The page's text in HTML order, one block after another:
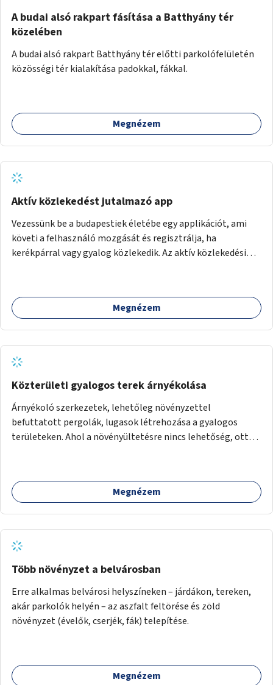
A budai alsó rakpart fásítása a Batthyány tér
közelében
A budai alsó rakpart Batthyány tér előtti parkolófelületén
közösségi tér kialakítása padokkal, fákkal.
Megnézem
Aktív közlekedést jutalmazó app
Vezessünk be a budapestiek életébe egy applikációt, ami
követi a felhasználó mozgását és regisztrálja, ha
kerékpárral vagy gyalog közlekedik. Az aktív közlekedési
felhasználó.
Megnézem
Közterületi gyalogos terek árnyékolása
Árnyékoló szerkezetek, lehetőleg növényzettel
befuttatott pergolák, lugasok létrehozása a gyalogos
területeken. Ahol a növényültetésre nincs lehetőség, ott
Megnézem
Több növényzet a belvárosban
Erre alkalmas belvárosi helyszíneken – járdákon, tereken,
akár parkolók helyén – az aszfalt feltörése és zöld
növényzet (évelők, cserjék, fák) telepítése.
Megnézem